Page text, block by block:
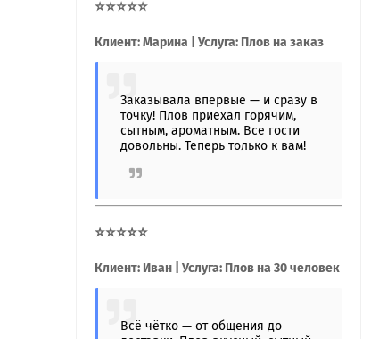
⭐⭐⭐⭐⭐
Клиент: Марина | Услуга: Плов на заказ
Заказывала впервые — и сразу в
точку! Плов приехал горячим,
сытным, ароматным. Все гости
довольны. Теперь только к вам!
⭐⭐⭐⭐⭐
Клиент: Иван | Услуга: Плов на 30 человек
Всё чётко — от общения до